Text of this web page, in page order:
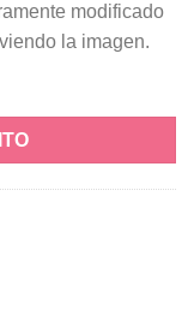
modificado
la imagen.